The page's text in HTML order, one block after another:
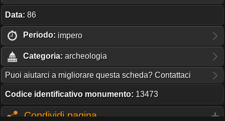
Data: 86
Periodo: impero
Categoria: archeologia
Puoi aiutarci a migliorare questa scheda? Contattaci
Codice identificativo monumento: 13473
Condividi pagina